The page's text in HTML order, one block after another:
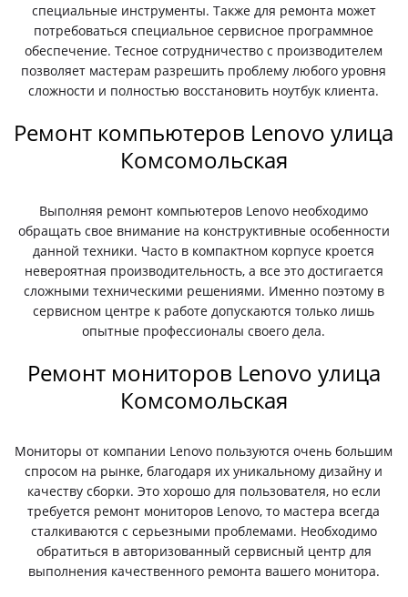
специальные инструменты. Также для ремонта может
потребоваться специальное сервисное программное
обеспечение. Тесное сотрудничество с производителем
позволяет мастерам разрешить проблему любого уровня
сложности и полностью восстановить ноутбук клиента.
Ремонт компьютеров Lenovo улица
Комсомольская
Выполняя ремонт компьютеров Lenovo необходимо
обращать свое внимание на конструктивные особенности
данной техники. Часто в компактном корпусе кроется
невероятная производительность, а все это достигается
сложными техническими решениями. Именно поэтому в
сервисном центре к работе допускаются только лишь
опытные профессионалы своего дела.
Ремонт мониторов Lenovo улица
Комсомольская
Мониторы от компании Lenovo пользуются очень большим
спросом на рынке, благодаря их уникальному дизайну и
качеству сборки. Это хорошо для пользователя, но если
требуется ремонт мониторов Lenovo, то мастера всегда
сталкиваются с серьезными проблемами. Необходимо
обратиться в авторизованный сервисный центр для
выполнения качественного ремонта вашего монитора.